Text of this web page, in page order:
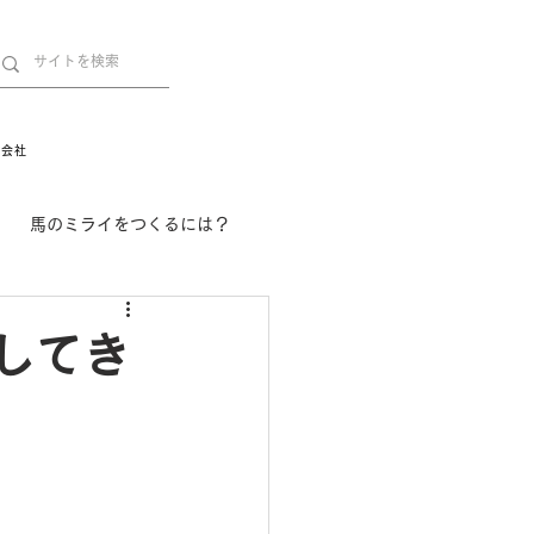
社
馬のミライをつくるには？
てき